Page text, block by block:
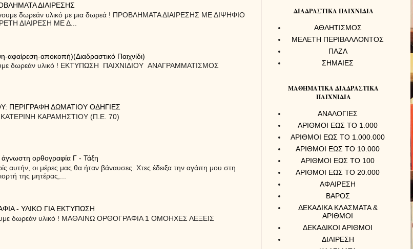
ΔΙΑΙΡΕΣΗΣ
δωρεάν υλικό με μια δωρεά ! ΠΡΟΒΛΗΜΑΤΑ ΔΙΑΙΡΕΣΗΣ ΜΕ ΔΙΨΗΦΙΟ
ΔΙΑΙΡΕΣΗ ΜΕ Δ...
αφαίρεση-αποκοπή)(Διαδραστικό Παιχνίδι)
δωρεάν υλικό ! ΕΚΤΥΠΩΣΗ ΠΑΙΧΝΙΔΙΟΥ ΑΝΑΓΡΑΜΜΑΤΙΣΜΟΣ
ΠΕΡΙΓΡΑΦΗ ΔΩΜΑΤΙΟΥ ΟΔΗΓΙΕΣ
ΚΑΡΑΜΗΣΤΙΟΥ (Π.Ε. 70)
άγνωστη ορθογραφία Γ - Τάξη
αυτήν, οι μέρες μας θα ήταν βάναυσες. Χτες έδειξα την αγάπη μου στη
της μητέρας,...
- ΥΛΙΚΟ ΓΙΑ ΕΚΤΥΠΩΣΗ
δωρεάν υλικό ! ΜΑΘΑΙΝΩ ΟΡΘΟΓΡΑΦΙΑ 1 ΟΜΟΗΧΕΣ ΛΕΞΕΙΣ
ΔΙΑΔΡΑΣΤΙΚΑ ΠΑΙΧΝΙΔΙΑ
ΑΘΛΗΤΙΣΜΟΣ
ΜΕΛΕΤΗ ΠΕΡΙΒΑΛΛΟΝΤΟΣ
ΠΑΖΛ
ΣΗΜΑΙΕΣ
ΜΑΘΗΜΑΤΙΚΑ ΔΙΑΔΡΑΣΤΙΚΑ
ΠΑΙΧΝΙΔΙΑ
ΑΝΑΛΟΓΙΕΣ
ΑΡΙΘΜΟΙ ΕΩΣ ΤΟ 1.000
ΑΡΙΘΜΟΙ ΕΩΣ ΤΟ 1.000.000
ΑΡΙΘΜΟΙ ΕΩΣ ΤΟ 10.000
ΑΡΙΘΜΟΙ ΕΩΣ ΤΟ 100
ΑΡΙΘΜΟΙ ΕΩΣ ΤΟ 20.000
ΑΦΑΙΡΕΣΗ
ΒΑΡΟΣ
ΔΕΚΑΔΙΚΑ ΚΛΑΣΜΑΤΑ &
ΑΡΙΘΜΟΙ
ΔΕΚΑΔΙΚΟΙ ΑΡΙΘΜΟΙ
ΔΙΑΙΡΕΣΗ